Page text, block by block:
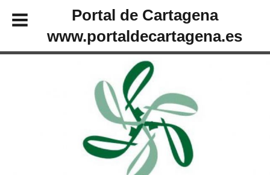
Portal de Cartagena
www.portaldecartagena.es